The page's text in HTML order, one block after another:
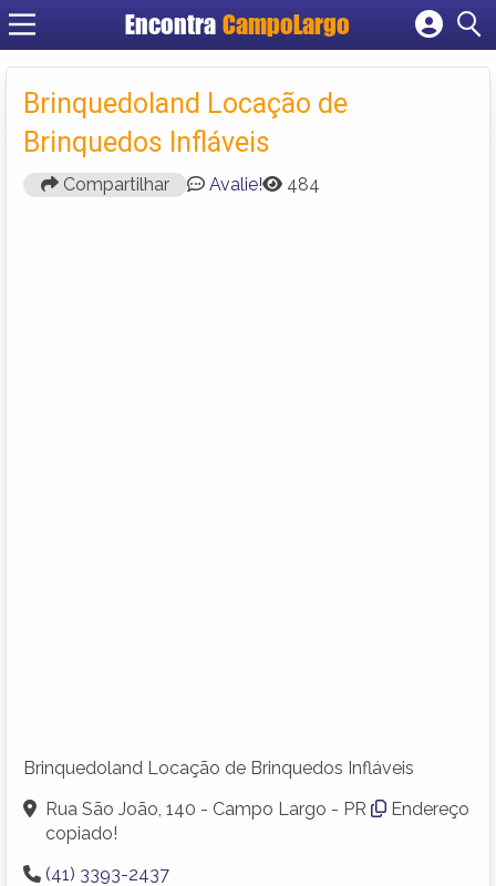
Encontra CampoLargo
Cadastrar empresa
Fazer login
Criar conta
Brinquedoland Locação de
Brinquedos Infláveis
Compartilhar Avalie! 484
Brinquedoland Locação de Brinquedos Infláveis
Rua São João, 140 - Campo Largo - PR
Endereço
copiado!
(41) 3393-2437